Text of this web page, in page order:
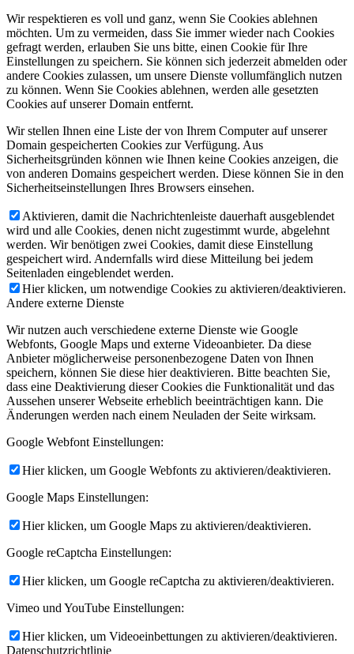
Wir respektieren es voll und ganz, wenn Sie Cookies ablehnen
möchten. Um zu vermeiden, dass Sie immer wieder nach Cookies
gefragt werden, erlauben Sie uns bitte, einen Cookie für Ihre
Einstellungen zu speichern. Sie können sich jederzeit abmelden oder
andere Cookies zulassen, um unsere Dienste vollumfänglich nutzen
zu können. Wenn Sie Cookies ablehnen, werden alle gesetzten
Cookies auf unserer Domain entfernt.
Wir stellen Ihnen eine Liste der von Ihrem Computer auf unserer
Domain gespeicherten Cookies zur Verfügung. Aus
Sicherheitsgründen können wie Ihnen keine Cookies anzeigen, die
von anderen Domains gespeichert werden. Diese können Sie in den
Sicherheitseinstellungen Ihres Browsers einsehen.
Aktivieren, damit die Nachrichtenleiste dauerhaft ausgeblendet
wird und alle Cookies, denen nicht zugestimmt wurde, abgelehnt
werden. Wir benötigen zwei Cookies, damit diese Einstellung
gespeichert wird. Andernfalls wird diese Mitteilung bei jedem
Seitenladen eingeblendet werden.
Hier klicken, um notwendige Cookies zu aktivieren/deaktivieren.
Andere externe Dienste
Wir nutzen auch verschiedene externe Dienste wie Google
Webfonts, Google Maps und externe Videoanbieter. Da diese
Anbieter möglicherweise personenbezogene Daten von Ihnen
speichern, können Sie diese hier deaktivieren. Bitte beachten Sie,
dass eine Deaktivierung dieser Cookies die Funktionalität und das
Aussehen unserer Webseite erheblich beeinträchtigen kann. Die
Änderungen werden nach einem Neuladen der Seite wirksam.
Google Webfont Einstellungen:
Hier klicken, um Google Webfonts zu aktivieren/deaktivieren.
Google Maps Einstellungen:
Hier klicken, um Google Maps zu aktivieren/deaktivieren.
Google reCaptcha Einstellungen:
Hier klicken, um Google reCaptcha zu aktivieren/deaktivieren.
Vimeo und YouTube Einstellungen:
Hier klicken, um Videoeinbettungen zu aktivieren/deaktivieren.
Datenschutzrichtlinie